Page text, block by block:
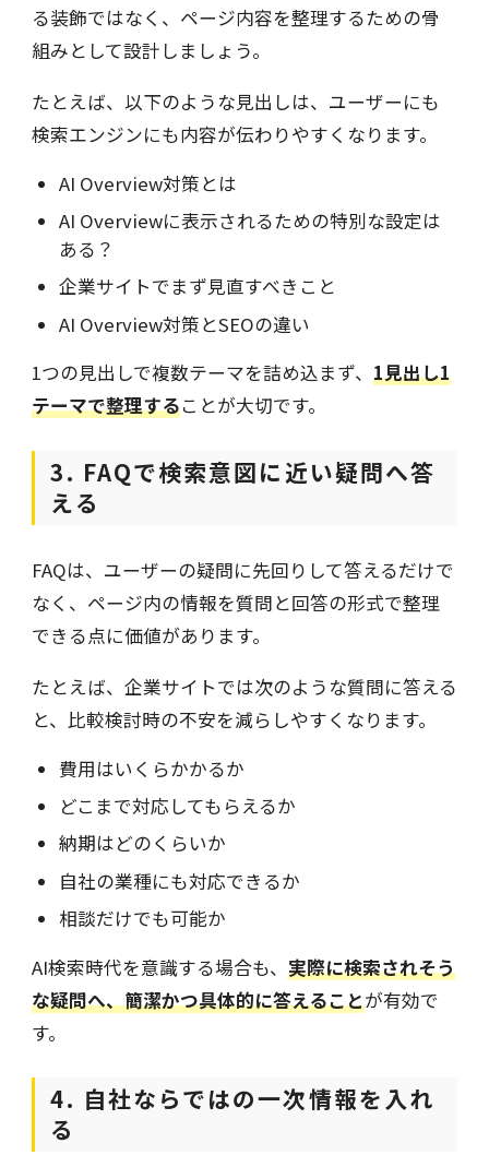
る装飾ではなく、ページ内容を整理するための骨
組みとして設計しましょう。
たとえば、以下のような見出しは、ユーザーにも
検索エンジンにも内容が伝わりやすくなります。
AI Overview対策とは
AI Overviewに表示されるための特別な設定は
ある？
企業サイトでまず見直すべきこと
AI Overview対策とSEOの違い
1つの見出しで複数テーマを詰め込まず、 1見出し1
テーマで整理することが大切です。
3. FAQで検索意図に近い疑問へ答
える
FAQは、ユーザーの疑問に先回りして答えるだけで
なく、ページ内の情報を質問と回答の形式で整理
できる点に価値があります。
たとえば、企業サイトでは次のような質問に答える
と、比較検討時の不安を減らしやすくなります。
費用はいくらかかるか
どこまで対応してもらえるか
納期はどのくらいか
自社の業種にも対応できるか
相談だけでも可能か
AI検索時代を意識する場合も、 実際に検索されそう
な疑問へ、簡潔かつ具体的に答えることが有効で
す。
4. 自社ならではの一次情報を入れ
る